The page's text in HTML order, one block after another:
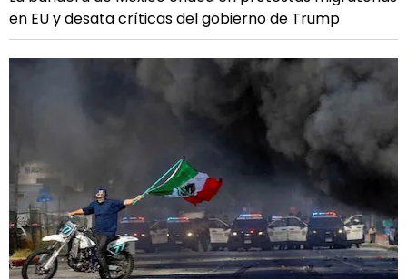
en EU y desata críticas del gobierno de Trump